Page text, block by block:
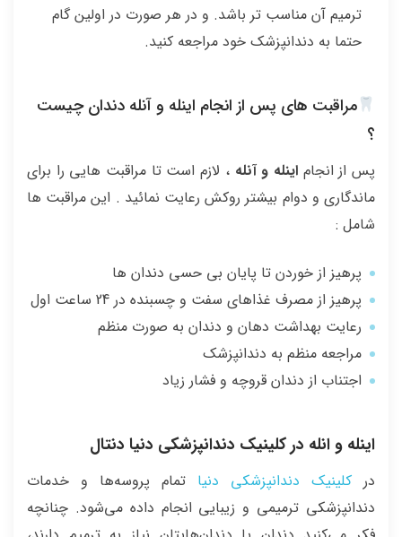
ترمیم آن مناسب تر باشد. و در هر صورت در اولین گام
حتما به دندانپزشک خود مراجعه کنید.
مراقبت های پس از انجام اینله و آنله دندان چیست
؟
پس از انجاماینله و آنله ، لازم است تا مراقبت هایی را برای
ماندگاری و دوام بیشتر روکش رعایت نمائید . این مراقبت ها
شامل :
پرهیز از خوردن تا پایان بی حسی دندان ها
پرهیز از مصرف غذاهای سفت و چسبنده در 24 ساعت اول
رعایت بهداشت دهان و دندان به صورت منظم
مراجعه منظم به دندانپزشک
اجتناب از دندان قروچه و فشار زیاد
اینله و انله در کلینیک دندانپزشکی دنیا دنتال
در کلینیک دندانپزشکی دنیا تمام پروسه‌ها و خدمات
دندانپزشکی ترمیمی و زیبایی انجام داده می‌شود. چنانچه